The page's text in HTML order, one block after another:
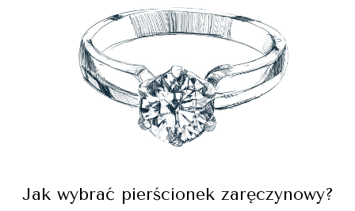
Jak wybrać pierścionek zaręczynowy?